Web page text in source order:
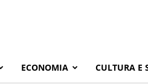
ECONOMIA CULTURA E